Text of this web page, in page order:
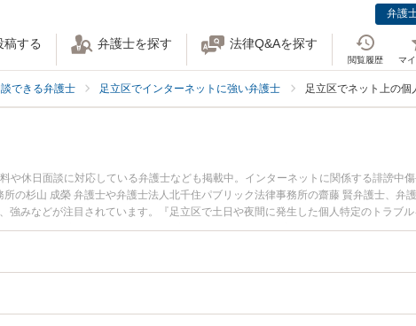
弁護
稿する 弁護士を探す 法律Q&Aを探す
閲覧履歴 マ
できる弁護士 足立区でインターネットに強い弁護士 足立区でネット上の個
休日面談に対応している弁護士なども掲載中。インターネットに関係する誹謗中
の杉山 成榮 弁護士や弁護士法人北千住パブリック法律事務所の齋藤 賢弁護士、弁
みなどが注目されています。『足立区で土日や夜間に発生した個人特定のトラブ
したい』『初回相談無料で個人特定を法律相談できる足立区内の弁護士に相談予約